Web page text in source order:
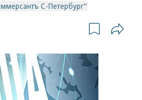
С-Петербург"